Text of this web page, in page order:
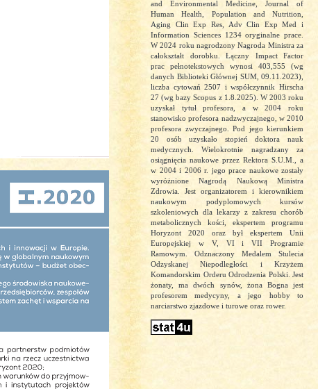
and Environmental Medicine, Journal of
Human Health, Population and Nutrition,
Aging Clin Exp Res, Adv Clin Exp Med i
Information Sciences 1234 oryginalne prace.
W 2024 roku nagrodzony Nagroda Ministra za
całokształt dorobku. Łączny Impact Factor
prac pełnotekstowych wynosi 403,555 (wg
danych Biblioteki Głównej SUM, 09.11.2023),
liczba cytowań 2507 i współczynnik Hirscha
27 (wg bazy Scopus z 1.8.2025). W 2003 roku
uzyskał tytuł profesora, a w 2004 roku
stanowisko profesora nadzwyczajnego, w 2010
profesora zwyczajnego. Pod jego kierunkiem
20 osób uzyskało stopień doktora nauk
medycznych. Wielokrotnie nagradzany za
osiągnięcia naukowe przez Rektora S.U.M., a
w 2004 i 2006 r. jego prace naukowe zostały
wyróżnione Nagrodą Naukową Ministra
Zdrowia. Jest organizatorem i kierownikiem
naukowym podyplomowych kursów
szkoleniowych dla lekarzy z zakresu chorób
metabolicznych kości, ekspertem programu
Horyzont 2020 oraz był ekspertem Unii
Europejskiej w V, VI i VII Programie
Ramowym. Odznaczony Medalem Stulecia
Odzyskanej Niepodległości i Krzyżem
Komandorskim Orderu Odrodzenia Polski. Jest
żonaty, ma dwóch synów, żona Bogna jest
profesorem medycyny, a jego hobby to
narciarstwo zjazdowe i turowe oraz rower.